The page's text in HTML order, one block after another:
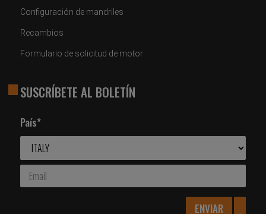
Configuración de mandriles
Recambios
Formulario de solicitud de motor
SUSCRÍBETE AL BOLETÍN
País*
ENVIAR